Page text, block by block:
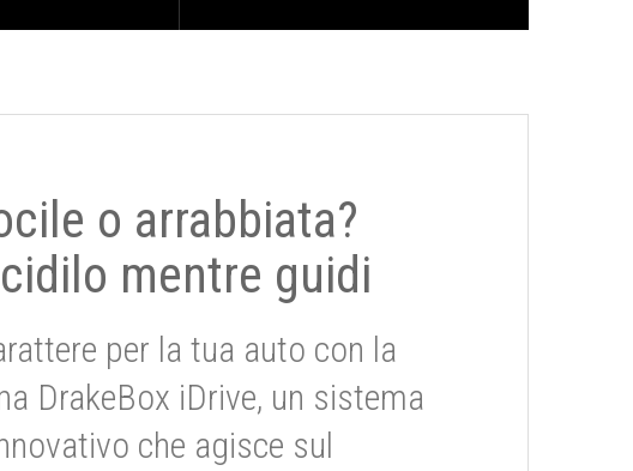
o arrabbiata?
mentre guidi
per la tua auto con la
DrakeBox iDrive, un sistema
che agisce sul